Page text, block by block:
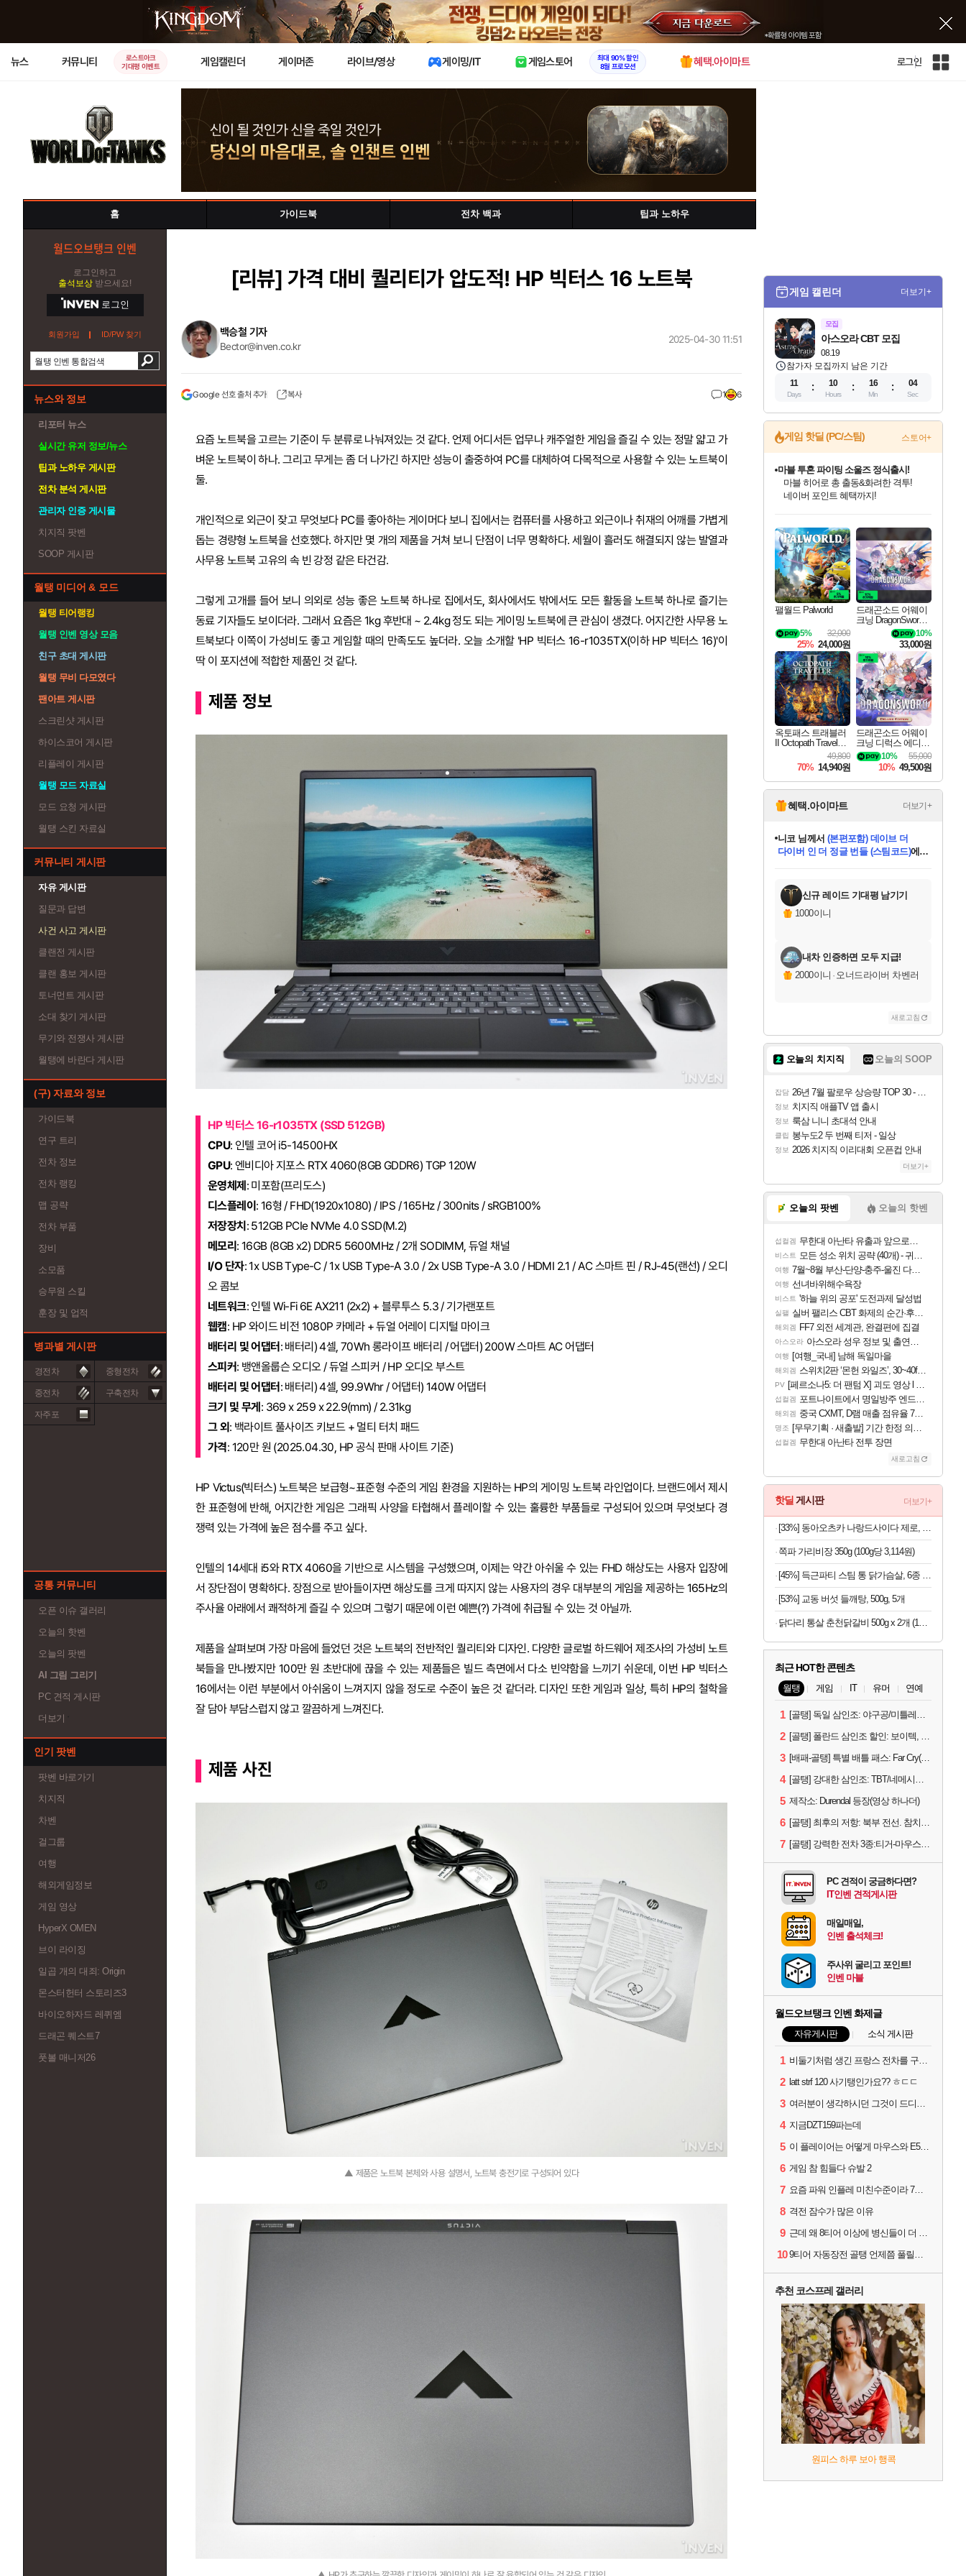
X
뉴스 커뮤니티
로스트아크
기대평 이벤트
게임캘린더 게이머존 라이브/영상 게이밍/IT 게임스토어
최대 90% 할인
8월 프로모션
혜택.아이마트 로그인
인
홈 가이드북 전차 백과 팁과 노하우
월드오브탱크 인벤
로그인하고
출석보상 받으세요!
로그인
회원가입 ID/PW 찾기
뉴스와 정보
리포터 뉴스
실시간 유저 정보/뉴스
팁과 노하우 게시판
전차 분석 게시판
관리자 인증 게시물
치지직 팟벤
SOOP 게시판
월탱 미디어 & 모드
월탱 티어랭킹
월탱 인벤 영상 모음
친구 초대 게시판
월탱 무비 다모였다
팬아트 게시판
스크린샷 게시판
하이스코어 게시판
리플레이 게시판
월탱 모드 자료실
모드 요청 게시판
월탱 스킨 자료실
커뮤니티 게시판
자유 게시판
질문과 답변
사건 사고 게시판
클랜전 게시판
클랜 홍보 게시판
토너먼트 게시판
소대 찾기 게시판
무기와 전쟁사 게시판
월탱에 바란다 게시판
(구) 자료와 정보
가이드북
연구 트리
전차 정보
전차 랭킹
맵 공략
전차 부품
장비
소모품
승무원 스킬
훈장 및 업적
병과별 게시판
경전차 중형전차
중전차 구축전차
자주포
공통 커뮤니티
오픈 이슈 갤러리
오늘의 핫벤
오늘의 팟벤
AI 그림 그리기
PC 견적 게시판
더보기
인기 팟벤
팟벤 바로가기
치지직
차벤
걸그룹
여행
해외게임정보
게임 영상
HyperX OMEN
브이 라이징
일곱 개의 대죄: Origin
몬스터헌터 스토리즈3
바이오하자드 레퀴엠
드래곤 퀘스트7
풋볼 매니저26
[리뷰] 가격 대비 퀄리티가 압도적! HP 빅터스 16 노트북
백승철 기자
Bector@inven.co.kr
Google 선호 출처 추가 복사 1 6
2025-04-30 11:51
요즘 노트북을 고르는 기준이 두 분류로 나눠져있는 것 같다. 언제 어디서든 업무나 캐주얼한 게임을 즐길 수 있는 정말 얇고 가
벼운 노트북이 하나. 그리고 무게는 좀 더 나가긴 하지만 성능이 출중하여 PC를 대체하여 다목적으로 사용할 수 있는 노트북이
둘.
개인적으로 외근이 잦고 무엇보다 PC를 좋아하는 게이머다 보니 집에서는 컴퓨터를 사용하고 외근이나 취재의 어깨를 가볍게
돕는 경량형 노트북을 선호했다. 하지만 몇 개의 제품을 거쳐 보니 단점이 너무 명확하다. 세월이 흘러도 해결되지 않는 발열과
사무용 노트북 고유의 속 빈 강정 같은 타건감.
그렇게 고개를 들어 보니 의외로 성능 좋은 노트북 하나로 집에서도, 회사에서도 밖에서도 모든 활동을 노트북 하나로 즐기는
동료 기자들도 보이더라. 그래서 요즘은 1kg 후반대 ~ 2.4kg 정도 되는 게이밍 노트북에 큰 관심이 생겼다. 어지간한 사무용 노
트북보다 이쪽이 가성비도 좋고 게임할 때의 만족도도 높더라. 오늘 소개할 'HP 빅터스 16-r1035TX(이하 HP 빅터스 16)'이
딱 이 포지션에 적합한 제품인 것 같다.
제품 정보
HP 빅터스 16-r1035TX (SSD 512GB)
CPU: 인텔 코어 i5-14500HX
GPU: 엔비디아 지포스 RTX 4060(8GB GDDR6) TGP 120W
운영체제 : 미포함(프리도스)
디스플레이 : 16형 / FHD(1920x1080) / IPS / 165Hz / 300nits / sRGB100%
저장장치 : 512GB PCIe NVMe 4.0 SSD(M.2)
메모리 : 16GB (8GB x2) DDR5 5600MHz / 2개 SODIMM, 듀얼 채널
I/O 단자: 1x USB Type-C / 1x USB Type-A 3.0 / 2x USB Type-A 3.0 / HDMI 2.1 / AC 스마트 핀 / RJ-45(랜선) / 오디
오 콤보
네트워크: 인텔 Wi-Fi 6E AX211 (2x2) + 블루투스 5.3 / 기가랜포트
웹캠: HP 와이드 비전 1080P 카메라 + 듀얼 어레이 디지털 마이크
배터리 및 어댑터 : 배터리) 4셀, 70Wh 롱라이프 배터리 / 어댑터) 200W 스마트 AC 어댑터
스피커: 뱅앤올룹슨 오디오 / 듀얼 스피커 / HP 오디오 부스트
배터리 및 어댑터 : 배터리) 4셀, 99.9Whr / 어댑터) 140W 어댑터
크기 및 무게 : 369 x 259 x 22.9(mm) / 2.31kg
그 외 : 백라이트 풀사이즈 키보드 + 멀티 터치 패드
가격: 120만 원 (2025.04.30, HP 공식 판매 사이트 기준)
HP Victus(빅터스) 노트북은 보급형~표준형 수준의 게임 환경을 지원하는 HP의 게이밍 노트북 라인업이다. 브랜드에서 제시
한 표준형에 반해, 어지간한 게임은 그래픽 사양을 타협해서 플레이할 수 있는 훌륭한 부품들로 구성되어 있으며 무엇보다 경
쟁력 있는 가격에 높은 점수를 주고 싶다.
인텔의 14세대 i5와 RTX 4060을 기반으로 시스템을 구성했으며, 이제는 약간 아쉬울 수 있는 FHD 해상도는 사용자 입장에
서 장단점이 명확하다. 장점으로 받아들이자면 해상도를 크게 따지지 않는 사용자의 경우 대부분의 게임을 제공하는 165Hz의
주사율 아래에서 쾌적하게 즐길 수 있으며 그렇기 때문에 이런 예쁜(?) 가격에 취급될 수 있는 것 아닐까.
제품을 살펴보며 가장 마음에 들었던 것은 노트북의 전반적인 퀄리티와 디자인. 다양한 글로벌 하드웨어 제조사의 가성비 노트
북들을 만나봤지만 100만 원 초반대에 끊을 수 있는 제품들은 빌드 측면에서 다소 빈약함을 느끼기 쉬운데, 이번 HP 빅터스
16에서는 이런 부분에서 아쉬움이 느껴지지 않을 정도로 수준이 높은 것 같더라. 디자인 또한 게임과 일상, 특히 HP의 철학을
잘 담아 부담스럽지 않고 깔끔하게 느껴진다.
제품 사진
▲ 제품은 노트북 본체와 사용 설명서, 노트북 충전기로 구성되어 있다
게임 캘린더 더보기+
모집
08.19
아스오라 CBT 모집
참가자 모집까지 남은 기간
11
Days
10
Hours
16
Min
02
Sec
게임 핫딜 (PC/스팀) 스토어+
최대 90% 할인가를 만나보세요!
네이버혜택과 함께 만나보세요!
50%할인&추가 적립까지!
네이버 포인트 혜택까지!
귀무자: 검의 길 예약 판매 중!
10% 할인과
이니&베니 혜택까지!
네이버 혜택가와 함께 예약하세요!
할인&네이버혜택으로 만나보세요!
네이버페이 혜택과 만나보세요!
40주년 프로모션으로 만나보세요!
할인가에 만나보세요!
일부 에디션 상시 할인!
혜택으로 예약 판매 중
편안하게 충전하세요
팰월드 Palworld
32,000
5%
25% 24,000원
드래곤소드 어웨이
크닝 DragonSword A
10%
33,000원
옥토패스 트래블러
II Octopath Traveler I
49,800
70% 14,940원
드래곤소드 어웨이
크닝 디럭스 에디션
DragonSword Awake
ning Deluxe Edition
55,000
10%
10% 49,500원
혜택.아이마트 더보기+
교환.
당첨되셨습니다.
니코님께서(본편포함) 데이브 더
당첨되셨습니다.
한건했습니다님께서마피아
데피니티브 에디션 (스팀코드)에
당첨되셨습니다.
당첨되셨습니다.
당첨되셨습니다.
당첨되셨습니다.
에디션 (스팀코드)를 교환.
당첨되셨습니다.
신규 레이드 기대평 남기기
1000이니
내차 인증하면 모두 지급!
2000이니 · 오너드라이버 차벤러
새로고침
오늘의 치지직 오늘의 SOOP
잡담 26년 7월 팔로우 상승량 TOP 30 - 월간 치지직
정보 치지직 애플TV 앱 출시
정보 룩삼 니니 초대석 안내
클립 봉누도2 두 번째 티저 - 일상
정보 2026 치지직 이리대회 오픈컵 안내
더보기+
오늘의 팟벤 오늘의 핫벤
섭컬겜 무한대 아난타 유출과 앞으로의 예상 (루머)
비스트 모든 성소 위치 공략 (40개) - 귀환한 영혼 도전과제
여행 7월~8월 부산-단양-충주-울진 다녀왔어요~
여행 선녀바위해수욕장
비스트 '하늘 위의 공포' 도전과제 달성법
실팰 실버 팰리스 CBT 화제의 순간·후기 모음
해외겜 FF7 외전 세계관, 완결편에 집결
아스오라 아스오라 성우 정보 및 출연작 모음
여행 [여행_국내] 남해 독일마을
해외겜 스위치2판 ‘몬헌 와일즈’, 30~40fps 목표 추정
PV [페르소나5: 더 팬텀 X] 괴도 영상 l 타카마키 안·댄싱 스타
섭컬겜 포트나이트에서 명일방주 엔드필드 [펠리카] 판매 예정
해외겜 중국 CXMT, D램 매출 점유율 7%…글로벌 4위로 부상
명조 [무무기획 · 새출발] 기간 한정 의뢰 이벤트
섭컬겜 무한대 아난타 전투 장면
새로고침
핫딜 게시판 더보기+
[33%] 동아오츠카 나랑드사이다 제로, 오리지널, 345ml, 24개
쪽파 가리비장 350g (100g당 3,114원)
[45%] 득근파티 스팀 통 닭가슴살, 6종 혼합, 100g, 30팩
[53%] 교동 버섯 들깨탕, 500g, 5개
닭다리 통살 춘천닭갈비 500g x 2개 (1개당 6,950원)
최근 HOT한 콘텐츠
월탱 게임 IT 유머 연예
1 [골탱] 독일 삼인조: 야구공/미틀레러/예거
2 [골탱] 폴란드 삼인조 할인: 보이텍, 판체르닉, 그롬
3 [배패-골탱] 특별 배틀 패스: Far Cry(M-VII-Y)
4 [골탱] 강대한 삼인조: TBT/네메시스/LT-432
5 제작소: Durendal 등장(영상 하나더)
6 [골탱] 최후의 저항: 북부 전선. 참치캔 등
7 [골탱] 강력한 전차 3종:티거-마우스/콘트라딕셔스/스트릿식사
PC 견적이 궁금하다면?
IT인벤 견적게시판
매일매일,
인벤 출석체크!
주사위 굴리고 포인트!
인벤 마블
월드오브탱크 인벤 화제글
자유게시판 소식 게시판
1 비둘기처럼 생긴 프랑스 전차를 구매했스니다.
2 latt strf 120 사기탱인가요?? ㅎㄷㄷ
3 여러분이 생각하시던 그것이 드디어 나타났습니다
4 지금DZT159파는데
5 이 플레이어는 어떻게 마우스와 E5를 보유할수 있나요...?
6 게임 참 힘들다 슈발 2
7 요즘 파워 인플레 미친수준이라 7티어로 9탑방 걸리면
8 격전 잠수가 많은 이유
9 근데 왜 8티어 이상에 병신들이 더 많은거같죠?
10 9티어 자동장전 골탱 언제쯤 풀릴까요?
추천 코스프레 갤러리
원피스 하루 보아 행콕